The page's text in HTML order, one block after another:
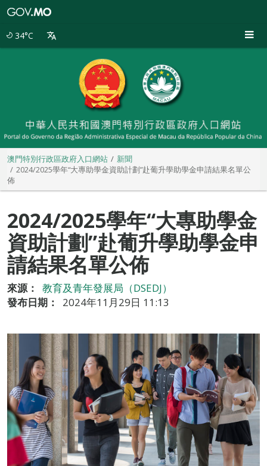
34°C
澳門特別行政區政府入口網站
新聞
2024/2025學年“大專助學金資助計劃”赴葡升學助學金申請結果名單公
佈
2024/2025學年“大專助學金
資助計劃”赴葡升學助學金申
請結果名單公佈
來源：
教育及青年發展局（DSEDJ）
發布日期：
2024年11月29日 11:13